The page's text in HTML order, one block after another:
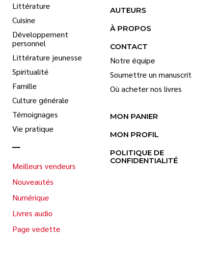
Littérature
Cuisine
Développement
personnel
Littérature jeunesse
Spiritualité
Famille
Culture générale
Témoignages
Vie pratique
Meilleurs vendeurs
Nouveautés
Numérique
Livres audio
Page vedette
AUTEURS
À PROPOS
CONTACT
Notre équipe
Soumettre un manuscrit
Où acheter nos livres
MON PANIER
MON PROFIL
POLITIQUE DE
CONFIDENTIALITÉ